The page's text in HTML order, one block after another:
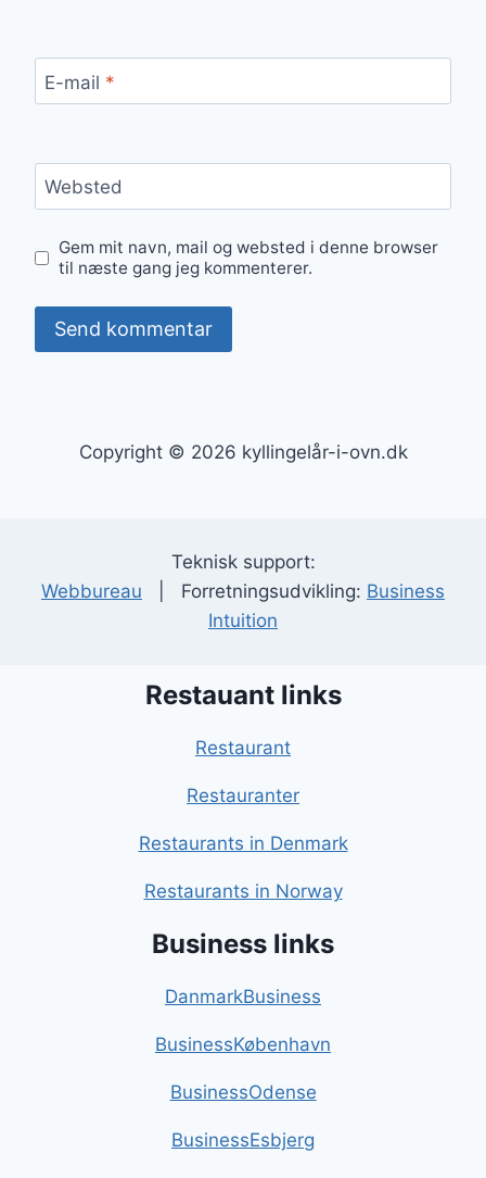
E-mail *
Websted
Gem mit navn, mail og websted i denne browser
til næste gang jeg kommenterer.
Copyright © 2026 kyllingelår-i-ovn.dk
Teknisk support:
Webbureau | Forretningsudvikling: Business
Intuition
Restauant links
Restaurant
Restauranter
Restaurants in Denmark
Restaurants in Norway
Business links
DanmarkBusiness
BusinessKøbenhavn
BusinessOdense
BusinessEsbjerg